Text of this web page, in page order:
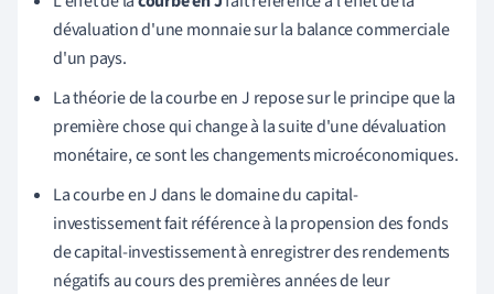
dévaluation d'une monnaie sur la balance commerciale
d'un pays.
La théorie de la courbe en J repose sur le principe que la
première chose qui change à la suite d'une dévaluation
monétaire, ce sont les changements microéconomiques.
La courbe en J dans le domaine du capital-
investissement fait référence à la propension des fonds
de capital-investissement à enregistrer des rendements
négatifs au cours des premières années de leur